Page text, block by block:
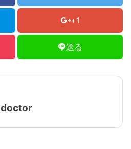
+1
送る
doctor